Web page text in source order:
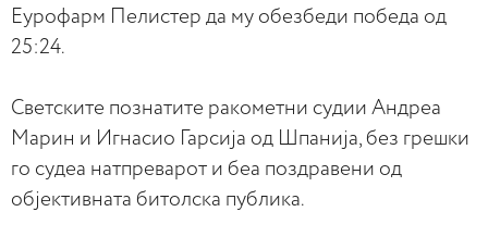
Еурофарм Пелистер да му обезбеди победа од
25:24.
Светските познатите ракометни судии Андреа
Марин и Игнасио Гарсија од Шпанија, без грешки
го судеа натпреварот и беа поздравени од
објективната битолска публика.